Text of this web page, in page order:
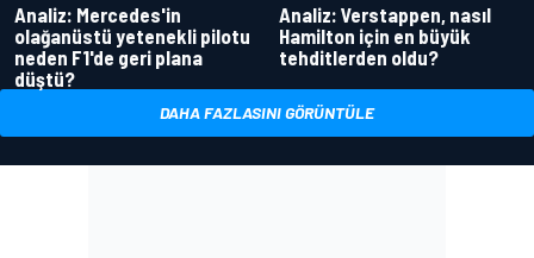
Analiz: Mercedes'in
olağanüstü yetenekli pilotu
neden F1'de geri plana
düştü?
Analiz: Verstappen, nasıl
Hamilton için en büyük
tehditlerden oldu?
DAHA FAZLASINI GÖRÜNTÜLE